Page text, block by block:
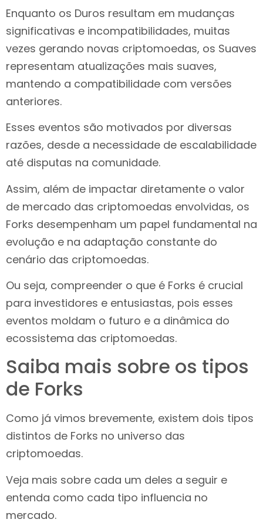
Enquanto os Duros resultam em mudanças
significativas e incompatibilidades, muitas
vezes gerando novas criptomoedas, os Suaves
representam atualizações mais suaves,
mantendo a compatibilidade com versões
anteriores.
Esses eventos são motivados por diversas
razões, desde a necessidade de escalabilidade
até disputas na comunidade.
Assim, além de impactar diretamente o valor
de mercado das criptomoedas envolvidas, os
Forks desempenham um papel fundamental na
evolução e na adaptação constante do
cenário das criptomoedas.
Ou seja, compreender o que é Forks é crucial
para investidores e entusiastas, pois esses
eventos moldam o futuro e a dinâmica do
ecossistema das criptomoedas.
Saiba mais sobre os tipos
de Forks
Como já vimos brevemente, existem dois tipos
distintos de Forks no universo das
criptomoedas.
Veja mais sobre cada um deles a seguir e
entenda como cada tipo influencia no
mercado.